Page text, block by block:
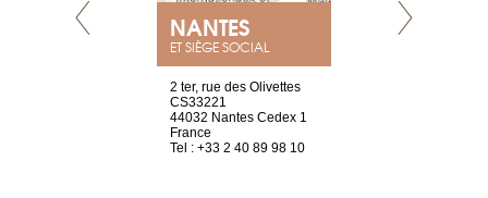
NANTES
ET SIÈGE SOCIAL
2 ter, rue des Olivettes
CS33221
44032 Nantes Cedex 1
France
Tel : +33 2 40 89 98 10